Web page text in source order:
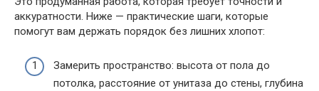
аккуратности. Ниже — практические шаги, которые
помогут вам держать порядок без лишних хлопот:
Замерить пространство: высота от пола до
потолка, расстояние от унитаза до стены, глубина